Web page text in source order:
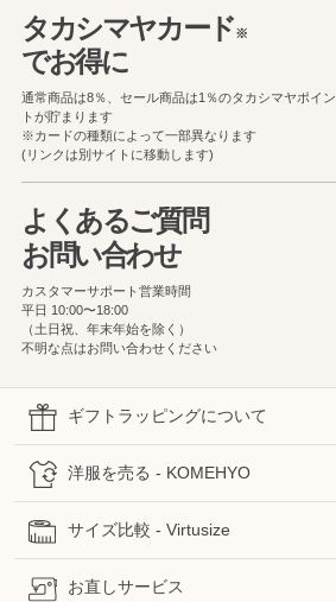
タカシマヤカード※
でお得に
通常商品は8％、セール商品は1％のタカシマヤポイン
トが貯まります
※カードの種類によって一部異なります
(リンクは別サイトに移動します)
よくあるご質問
お問い合わせ
カスタマーサポート営業時間
平日 10:00〜18:00
（土日祝、年末年始を除く）
不明な点はお問い合わせください
ギフトラッピングについて
洋服を売る - KOMEHYO
サイズ比較 - Virtusize
お直しサービス